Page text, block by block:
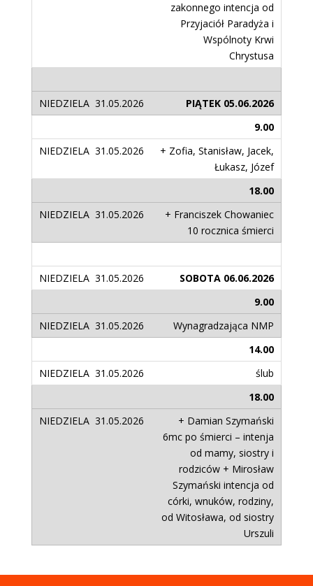
zakonnego intencja od
Przyjaciół Paradyża i
Wspólnoty Krwi
Chrystusa
PIĄTEK 05.06.2026
9.00
+ Zofia, Stanisław, Jacek,
Łukasz, Józef
18.00
+ Franciszek Chowaniec
10 rocznica śmierci
SOBOTA 06.06.2026
9.00
Wynagradzająca NMP
14.00
ślub
18.00
+ Damian Szymański
6mc po śmierci – intenja
od mamy, siostry i
rodziców + Mirosław
Szymański intencja od
córki, wnuków, rodziny,
od Witosława, od siostry
Urszuli